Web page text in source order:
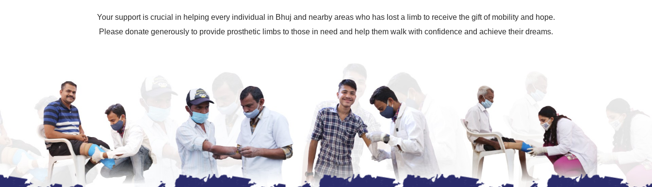
Your support is crucial in helping every individual in Bhuj and nearby areas who has lost a limb to receive the gift of mobility and hope.
Please donate generously to provide prosthetic limbs to those in need and help them walk with confidence and achieve their dreams.